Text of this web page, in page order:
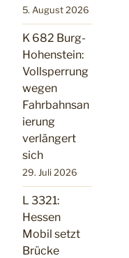
5. August 2026
K 682 Burg-
Hohenstein:
Vollsperrung
wegen
Fahrbahnsan
ierung
verlängert
sich
29. Juli 2026
L 3321:
Hessen
Mobil setzt
Brücke